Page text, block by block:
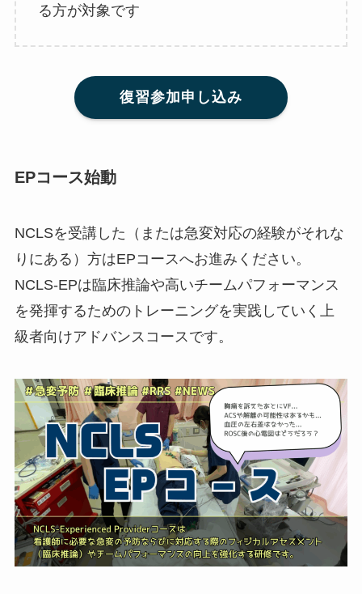
る方が対象です
復習参加申し込み
EPコース始動
NCLSを受講した（または急変対応の経験がそれな
りにある）方はEPコースへお進みください。
NCLS-EPは臨床推論や高いチームパフォーマンス
を発揮するためのトレーニングを実践していく上
級者向けアドバンスコースです。